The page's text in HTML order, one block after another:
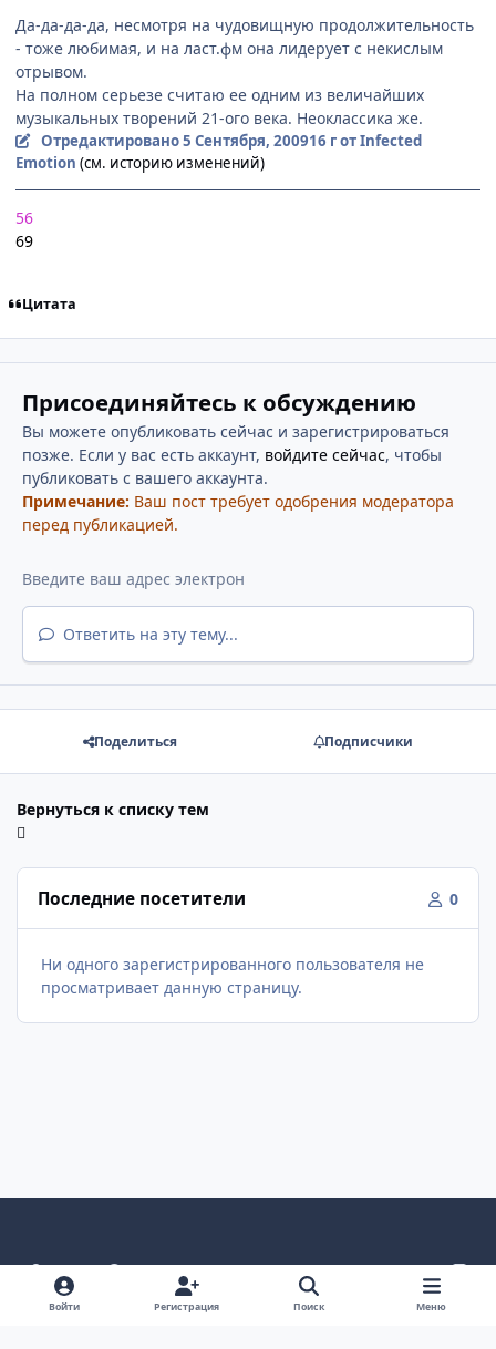
Да-да-да-да, несмотря на чудовищную продолжительность
- тоже любимая, и на ласт.фм она лидерует с некислым
отрывом.
На полном серьезе считаю ее одним из величайших
музыкальных творений 21-ого века. Неоклассика же.
Отредактировано5 Сентября, 200916 гот Infected
Emotion (см. историю изменений)
56
69
Цитата
Присоединяйтесь к обсуждению
Вы можете опубликовать сейчас и зарегистрироваться
позже. Если у вас есть аккаунт, войдите сейчас, чтобы
публиковать с вашего аккаунта.
Примечание: Ваш пост требует одобрения модератора
перед публикацией.
Ответить на эту тему...
Поделиться Подписчики
Вернуться к списку тем
Последние посетители 0
Ни одного зарегистрированного пользователя не
просматривает данную страницу.
Светлый режим
Темный режим
Как в системе
v
k
Политика конфиденциальности
Войти Регистрация Поиск Меню